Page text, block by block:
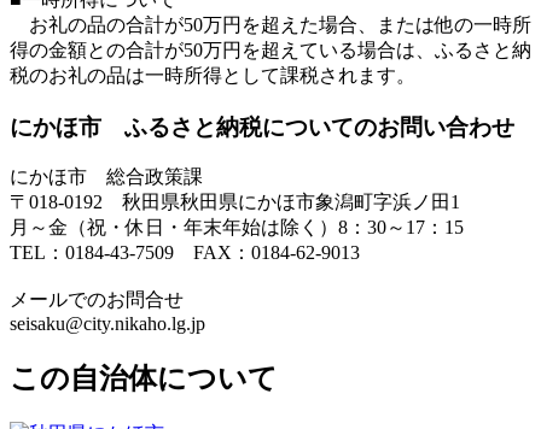
お礼の品の合計が50万円を超えた場合、または他の一時所
得の金額との合計が50万円を超えている場合は、ふるさと納
税のお礼の品は一時所得として課税されます。
にかほ市 ふるさと納税についてのお問い合わせ
にかほ市 総合政策課
〒018-0192 秋田県秋田県にかほ市象潟町字浜ノ田1
月～金（祝・休日・年末年始は除く）8：30～17：15
TEL：0184-43-7509 FAX：0184-62-9013
メールでのお問合せ
seisaku@city.nikaho.lg.jp
この自治体について